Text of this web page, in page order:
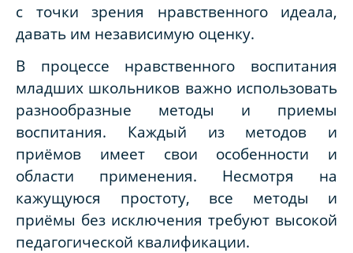
с точки зрения нравственного идеала,
давать им независимую оценку.
В процессе нравственного воспитания
младших школьников важно использовать
разнообразные методы и приемы
воспитания. Каждый из методов и
приёмов имеет свои особенности и
области применения. Несмотря на
кажущуюся простоту, все методы и
приёмы без исключения требуют высокой
педагогической квалификации.